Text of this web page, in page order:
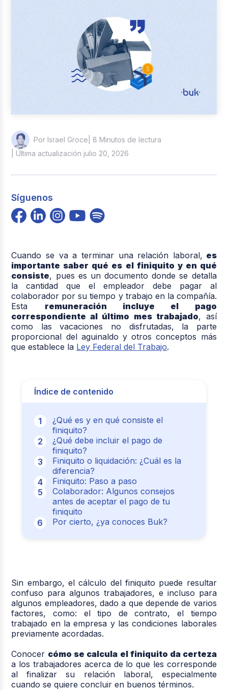
Actualidad laboral
Por Israel Groce | 8 Minutos de lectura
| Última actualización julio 20, 2026
Síguenos
Cuando se va a terminar una relación laboral, es
importante saber qué es el finiquito y en qué
consiste, pues es un documento donde se detalla
la cantidad que el empleador debe pagar al
colaborador por su tiempo y trabajo en la compañía.
Esta remuneración incluye el pago
correspondiente al último mes trabajado, así
como las vacaciones no disfrutadas, la parte
proporcional del aguinaldo y otros conceptos más
que establece la Ley Federal del Trabajo.
Índice de contenido
¿Qué es y en qué consiste el
finiquito?
¿Qué debe incluir el pago de
finiquito?
Finiquito o liquidación: ¿Cuál es la
diferencia?
Finiquito: Paso a paso
Colaborador: Algunos consejos
antes de aceptar el pago de tu
finiquito
Por cierto, ¿ya conoces Buk?
Sin embargo, el cálculo del finiquito puede resultar
confuso para algunos trabajadores, e incluso para
algunos empleadores, dado a que depende de varios
factores, como: el tipo de contrato, el tiempo
trabajado en la empresa y las condiciones laborales
previamente acordadas.
Conocer cómo se calcula el finiquito da certeza
a los trabajadores acerca de lo que les corresponde
al finalizar su relación laboral, especialmente
cuando se quiere concluir en buenos términos.